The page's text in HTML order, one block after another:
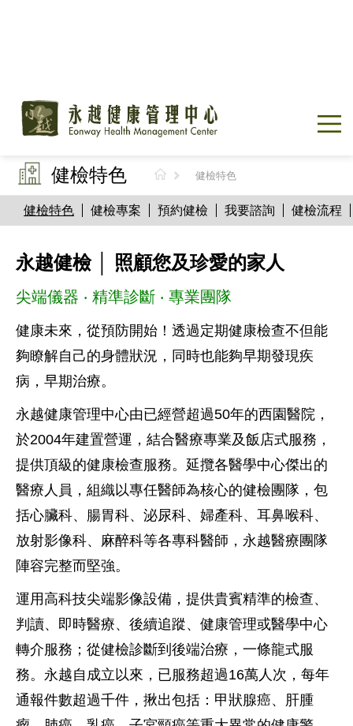
健檢特色 健檢特色
健檢特色 健檢專案 預約健檢 我要諮詢 健檢流程
永越健檢│ 照顧您及珍愛的家人
尖端儀器 ‧ 精準診斷 ‧ 專業團隊
健康未來，從預防開始！透過定期健康檢查不但能
夠瞭解自己的身體狀況，同時也能夠早期發現疾
病，早期治療。
永越健康管理中心由已經營超過50年的西園醫院，
於2004年建置營運，結合醫療專業及飯店式服務，
提供頂級的健康檢查服務。 延攬各醫學中心傑出的
醫療人員，組織以專任醫師為核心的健檢團隊，包
括心臟科、腸胃科、泌尿科、婦產科、耳鼻喉科、
放射影像科、麻醉科等各專科醫師，永越醫療團隊
陣容完整而堅強。
運用高科技尖端影像設備，提供貴賓精準的檢查、
判讀、即時醫療、後續追蹤、健康管理或醫學中心
轉介服務；從健檢診斷到後端治療，一條龍式服
務。 永越自成立以來，已服務超過16萬人次，每年
通報件數超過千件，揪出包括：甲狀腺癌、肝腫